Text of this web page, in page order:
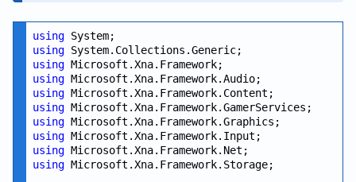
using
using
using
using
using
using
using
using
using
using Microsoft.Xna.Framework.Storage;